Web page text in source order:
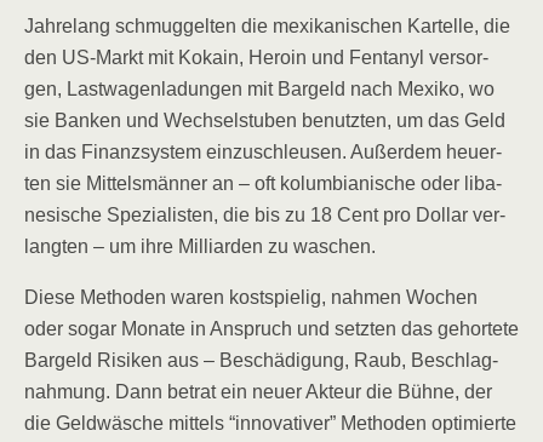
Jah­re­lang schmug­gel­ten die mexi­ka­ni­schen Kar­tel­le, die
den US-Markt mit Koka­in, Hero­in und Fen­ta­nyl ver­sor­
gen, Last­wa­gen­la­dun­gen mit Bar­geld nach Mexi­ko, wo
sie Ban­ken und Wech­sel­stu­ben benutz­ten, um das Geld
in das Finanz­sys­tem ein­zu­schleu­sen. Außer­dem heu­er­
ten sie Mit­tels­män­ner an – oft kolum­bia­ni­sche oder liba­
ne­si­sche Spe­zia­lis­ten, die bis zu 18 Cent pro Dol­lar ver­
lang­ten – um ihre Mil­li­ar­den zu waschen.
Die­se Metho­den waren kost­spie­lig, nah­men Wochen
oder sogar Mona­te in Anspruch und setz­ten das gehor­te­te
Bar­geld Risi­ken aus – Beschä­di­gung, Raub, Beschlag­
nah­mung. Dann betrat ein neu­er Akteur die Büh­ne, der
die Geld­wä­sche mit­tels “inno­va­ti­ver” Metho­den opti­mier­te